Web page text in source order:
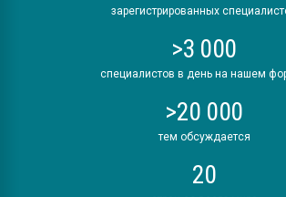
зарегистрированных
>3 000
специалистов в день на нашем
>20 000
тем обсуждается
20